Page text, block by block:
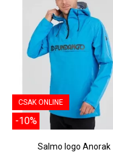
CSAK ONLINE
-10%
Salmo logo Anorak